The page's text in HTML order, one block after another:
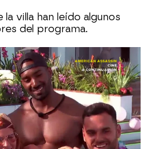
villa han leído algunos
del programa.